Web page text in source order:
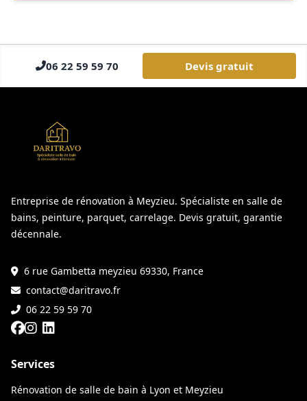
06 22 59 59 70 Devis gratuit
Entreprise de rénovation à Meyzieu. Spécialiste en salle de
bains, peinture, parquet, carrelage. Devis gratuit, garantie
décennale.
6 rue Gambetta meyzieu 69330, France
contact@daritravo.fr
06 22 59 59 70
Services
Rénovation de salle de bain à Lyon et Meyzieu